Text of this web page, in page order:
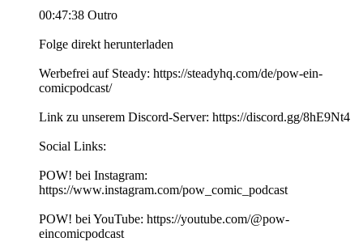
00:47:38 Outro
Folge direkt herunterladen
Werbefrei auf Steady: https://steadyhq.com/de/pow-ein-
comicpodcast/
Link zu unserem Discord-Server: https://discord.gg/8hE9Nt4
Social Links:
POW! bei Instagram:
https://www.instagram.com/pow_comic_podcast
POW! bei YouTube: https://youtube.com/@pow-
eincomicpodcast